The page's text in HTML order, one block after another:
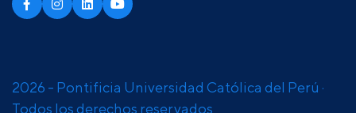
2026 - Pontificia Universidad Católica del Perú ·
Todos los derechos reservados